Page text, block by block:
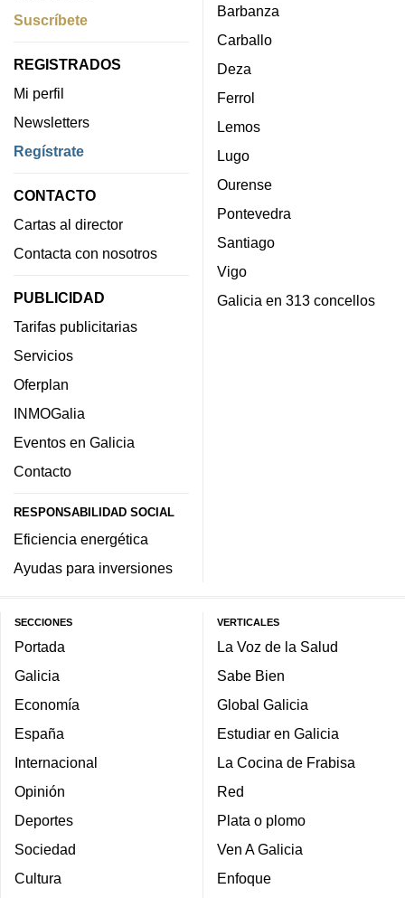
Suscríbete
REGISTRADOS
Mi perfil
Newsletters
Regístrate
CONTACTO
Cartas al director
Contacta con nosotros
PUBLICIDAD
Tarifas publicitarias
Servicios
Oferplan
INMOGalia
Eventos en Galicia
Contacto
RESPONSABILIDAD SOCIAL
Eficiencia energética
Ayudas para inversiones
Barbanza
Carballo
Deza
Ferrol
Lemos
Lugo
Ourense
Pontevedra
Santiago
Vigo
Galicia en 313 concellos
SECCIONES
Portada
Galicia
Economía
España
Internacional
Opinión
Deportes
Sociedad
Cultura
VERTICALES
La Voz de la Salud
Sabe Bien
Global Galicia
Estudiar en Galicia
La Cocina de Frabisa
Red
Plata o plomo
Ven A Galicia
Enfoque